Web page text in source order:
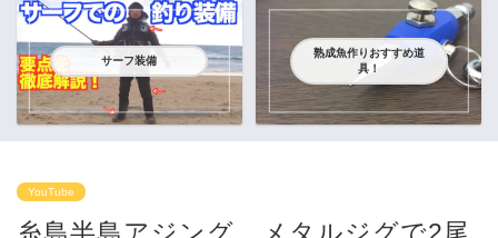
サーフ装備
熟成魚作りおすすめ道
具！
YouTube